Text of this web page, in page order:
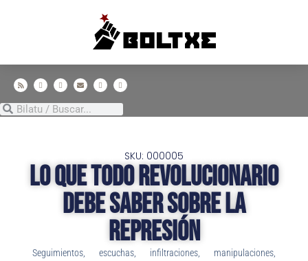
SKU: 000005
Lo que todo revolucionario
debe saber sobre la
represión
Seguimientos, escuchas, infiltraciones, manipulaciones,